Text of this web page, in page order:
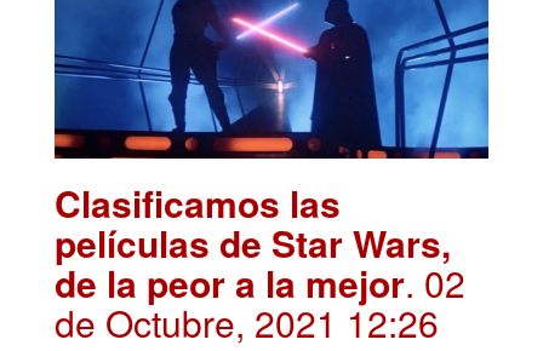
Clasificamos las
películas de Star Wars,
de la peor a la mejor. 02
de Octubre, 2021 12:26